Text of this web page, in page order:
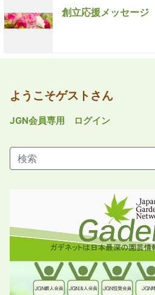
創立応援メッセージ
ようこそゲストさん
JGN会員専用 ログイン